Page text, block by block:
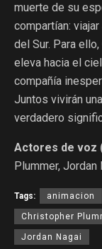
muerte de su
compartían:
del Sur. Para
eleva hacia el
compañía
Juntos vivirán
verdadero
Actores de voz
Plummer,
Tags: animacion
Christopher
Jordan Nagai